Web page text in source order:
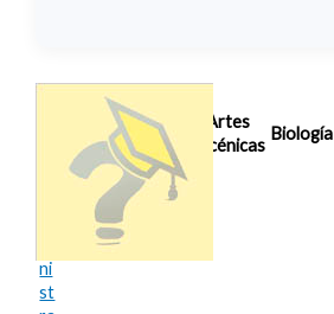
Nota de
Corte
2025/26
Análisis
musical
Artes
escénicas
Biología
ni
st